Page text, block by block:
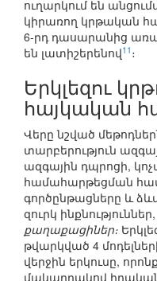
ուղարկում են
կիրառող կրթական
6-րդ դասարանից
են լատիշերենով11 ։
Երկլեզու
հայկական
Վերը նշված
տարբերություն
ազգային դպրոցի,
համահարթեցման
գործընթացները և
զուրկ
քաղաքացիներ։
թվարկված 4
վերջին երկուսը,
մակարդակով